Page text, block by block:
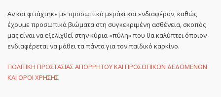
Αν και φτιάχτηκε με προσωπικό μεράκι και ενδιαφέρον, καθώς
έχουμε προσωπικά βιώματα στη συγκεκριμένη ασθένεια, σκοπός
μας είναι να εξελιχθεί στην κύρια «πύλη» που θα καλύπτει όποιον
ενδιαφέρεται να μάθει τα πάντα για τον παιδικό καρκίνο.
ΠΟΛΙΤΙΚΗ ΠΡΟΣΤΑΣΙΑΣ ΑΠΟΡΡΗΤΟΥ ΚΑΙ ΠΡΟΣΩΠΙΚΩΝ ΔΕΔΟΜΕΝΩΝ
ΚΑΙ ΟΡΟΙ ΧΡΗΣΗΣ